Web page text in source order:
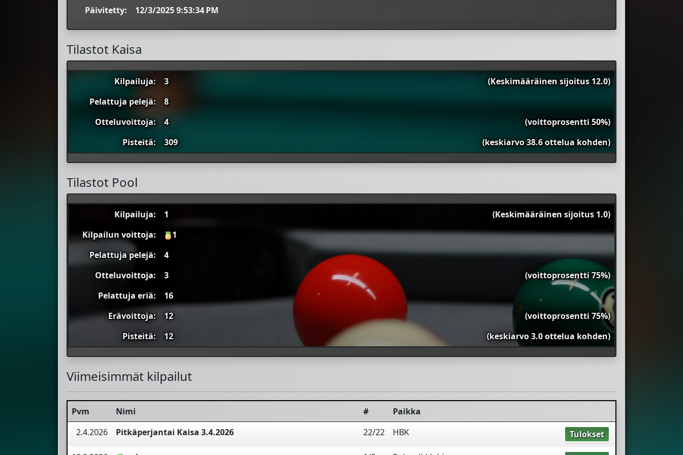
Päivitetty: 12/3/2025 9:53:34 PM
Tilastot Kaisa
Kilpailuja: 3
(Keskimääräinen sijoitus 12.0)
Pelattuja pelejä:
8
Otteluvoittoja:
4
(voittoprosentti 50%)
Pisteitä:
309 (keskiarvo 38.6 ottelua kohden)
Tilastot Pool
Kilpailuja: 1
(Keskimääräinen sijoitus 1.0)
Kilpailun voittoja:
1
Pelattuja pelejä:
4
Otteluvoittoja:
3
(voittoprosentti 75%)
Pelattuja eriä:
16
Erävoittoja:
12
(voittoprosentti 75%)
Pisteitä:
12 (keskiarvo 3.0 ottelua kohden)
Viimeisimmät kilpailut
Pvm Nimi #
Paikka
2.4.2026
Pitkäperjantai Kaisa 3.4.2026 22/22 HBK Tulokset